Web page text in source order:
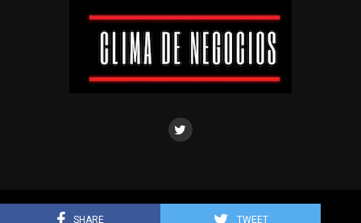
SHARE TWEET
Clima de negocios © Todos los derechos reservados.